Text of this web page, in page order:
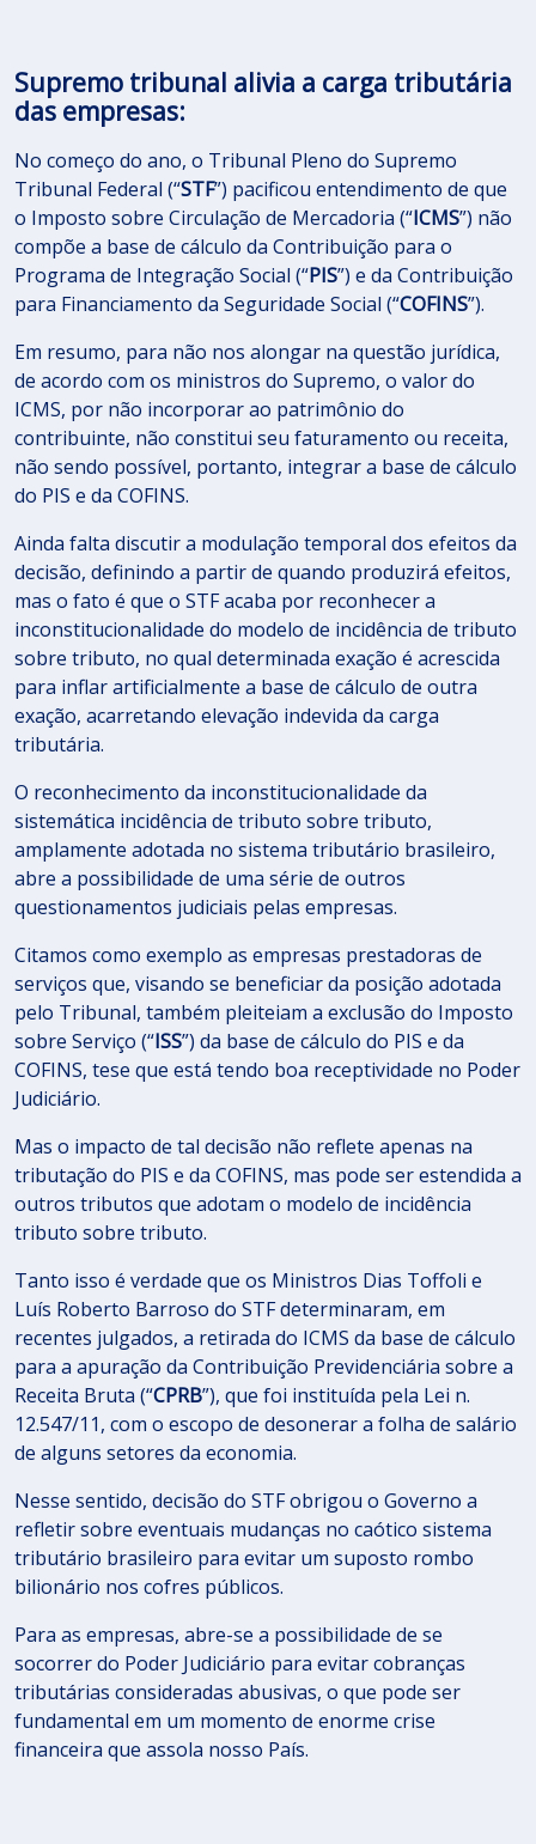
Supremo tribunal alivia a carga tributária
das empresas:
No começo do ano, o Tribunal Pleno do Supremo
Tribunal Federal (“STF”) pacificou entendimento de que
o Imposto sobre Circulação de Mercadoria (“ICMS”) não
compõe a base de cálculo da Contribuição para o
Programa de Integração Social (“PIS”) e da Contribuição
para Financiamento da Seguridade Social (“COFINS”).
Em resumo, para não nos alongar na questão jurídica,
de acordo com os ministros do Supremo, o valor do
ICMS, por não incorporar ao patrimônio do
contribuinte, não constitui seu faturamento ou receita,
não sendo possível, portanto, integrar a base de cálculo
do PIS e da COFINS.
Ainda falta discutir a modulação temporal dos efeitos da
decisão, definindo a partir de quando produzirá efeitos,
mas o fato é que o STF acaba por reconhecer a
inconstitucionalidade do modelo de incidência de tributo
sobre tributo, no qual determinada exação é acrescida
para inflar artificialmente a base de cálculo de outra
exação, acarretando elevação indevida da carga
tributária.
O reconhecimento da inconstitucionalidade da
sistemática incidência de tributo sobre tributo,
amplamente adotada no sistema tributário brasileiro,
abre a possibilidade de uma série de outros
questionamentos judiciais pelas empresas.
Citamos como exemplo as empresas prestadoras de
serviços que, visando se beneficiar da posição adotada
pelo Tribunal, também pleiteiam a exclusão do Imposto
sobre Serviço (“ISS”) da base de cálculo do PIS e da
COFINS, tese que está tendo boa receptividade no Poder
Judiciário.
Mas o impacto de tal decisão não reflete apenas na
tributação do PIS e da COFINS, mas pode ser estendida a
outros tributos que adotam o modelo de incidência
tributo sobre tributo.
Tanto isso é verdade que os Ministros Dias Toffoli e
Luís Roberto Barroso do STF determinaram, em
recentes julgados, a retirada do ICMS da base de cálculo
para a apuração da Contribuição Previdenciária sobre a
Receita Bruta (“CPRB”), que foi instituída pela Lei n.
12.547/11, com o escopo de desonerar a folha de salário
de alguns setores da economia.
Nesse sentido, decisão do STF obrigou o Governo a
refletir sobre eventuais mudanças no caótico sistema
tributário brasileiro para evitar um suposto rombo
bilionário nos cofres públicos.
Para as empresas, abre-se a possibilidade de se
socorrer do Poder Judiciário para evitar cobranças
tributárias consideradas abusivas, o que pode ser
fundamental em um momento de enorme crise
financeira que assola nosso País.